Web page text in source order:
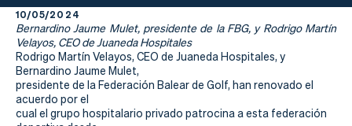
La
Federación
10/05/2024
Bernardino Jaume Mulet, presidente de la FBG, y Rodrigo Martín
Velayos, CEO de Juaneda Hospitales
Rodrigo Martín Velayos, CEO de Juaneda Hospitales, y
Bernardino Jaume Mulet,
presidente de la Federación Balear de Golf, han renovado el
acuerdo por el
cual el grupo hospitalario privado patrocina a esta federación